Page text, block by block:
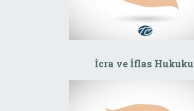
İcra ve İflas Hukuku